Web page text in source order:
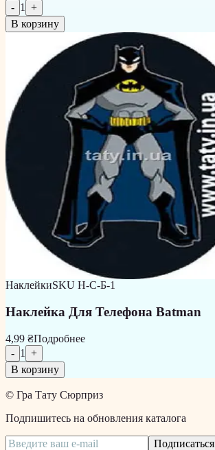
- 1
+
В корзину
НаклейкиSKU Н-С-Б-1
Наклейка Для Телефона Batman
4,99 ₴Подробнее
- 1
+
В корзину
© Гра Тату Сюрприз
Подпишитесь на обновления каталога
Подписаться